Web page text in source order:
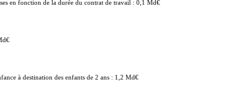
en fonction de la durée du contrat de travail : 0,1 Md€
à destination des enfants de 2 ans : 1,2 Md€